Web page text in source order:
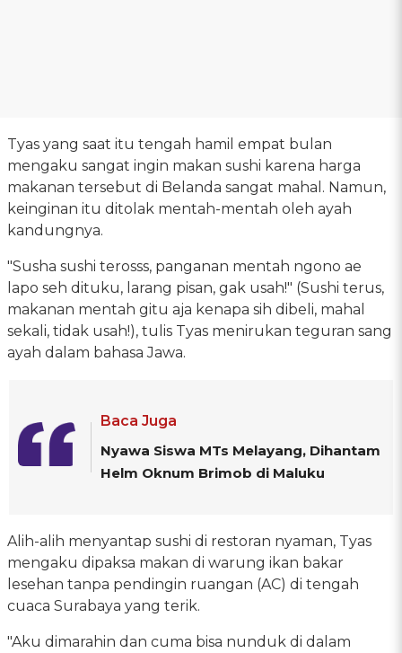
Tyas yang saat itu tengah hamil empat bulan
mengaku sangat ingin makan sushi karena harga
makanan tersebut di Belanda sangat mahal. Namun,
keinginan itu ditolak mentah-mentah oleh ayah
kandungnya.
"Susha sushi terosss, panganan mentah ngono ae
lapo seh dituku, larang pisan, gak usah!" (Sushi terus,
makanan mentah gitu aja kenapa sih dibeli, mahal
sekali, tidak usah!), tulis Tyas menirukan teguran sang
ayah dalam bahasa Jawa.
Baca Juga
Nyawa Siswa MTs Melayang, Dihantam
Helm Oknum Brimob di Maluku
Alih-alih menyantap sushi di restoran nyaman, Tyas
mengaku dipaksa makan di warung ikan bakar
lesehan tanpa pendingin ruangan (AC) di tengah
cuaca Surabaya yang terik.
"Aku dimarahin dan cuma bisa nunduk di dalam